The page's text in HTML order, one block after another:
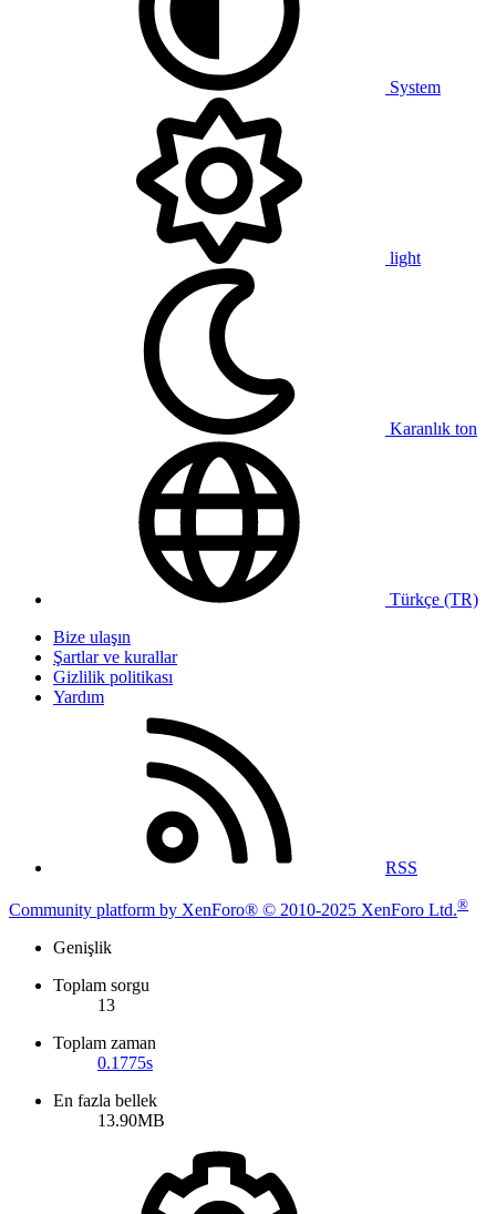
System
light
Karanlık ton
Türkçe (TR)
Bize ulaşın
Şartlar ve kurallar
Gizlilik politikası
Yardım
RSS
Community platform by XenForo® © 2010-2025 XenForo Ltd.®
Genişlik
Toplam sorgu
13
Toplam zaman
0.1775s
En fazla bellek
13.90MB